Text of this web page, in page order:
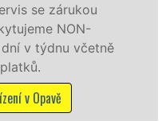
jak
zárukou
STOP bez